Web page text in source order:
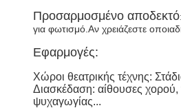
Προσαρμοσμένο αποδεκτό
για φωτισμό.Αν χρειάζεστε
Εφαρμογές:
Χώροι θεατρικής τέχνης:
Διασκέδαση: αίθουσες χορού,
ψυχαγωγίας...